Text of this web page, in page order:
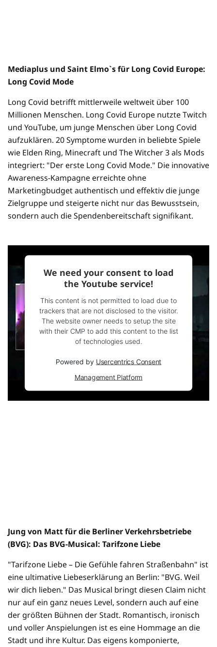
Mediaplus und Saint Elmo`s für Long Covid Europe:
Long Covid Mode
Long Covid betrifft mittlerweile weltweit über 100
Millionen Menschen. Long Covid Europe nutzte Twitch
und YouTube, um junge Menschen über Long Covid
aufzuklären. 20 Symptome wurden in beliebte Spiele
wie Elden Ring, Minecraft und The Witcher 3 als Mods
integriert: "Der erste Long Covid Mode." Die innovative
Awareness-Kampagne erreichte ohne
Marketingbudget authentisch und effektiv die junge
Zielgruppe und steigerte nicht nur das Bewusstsein,
sondern auch die Spendenbereitschaft signifikant.
We need your consent to load
the Youtube service!
This content is not permitted to load due to
trackers that are not disclosed to the visitor.
The website owner needs to setup the site
with their CMP to add this content to the list
of technologies used.
Powered by Usercentrics Consent
Management Platform
Jung von Matt für die Berliner Verkehrsbetriebe
(BVG): Das BVG-Musical: Tarifzone Liebe
"Tarifzone Liebe – Die Gefühle fahren Straßenbahn" ist
eine ultimative Liebeserklärung an Berlin: "BVG. Weil
wir dich lieben." Das Musical bringt diesen Claim nicht
nur auf ein ganz neues Level, sondern auch auf eine
der größten Bühnen der Stadt. Romantisch, ironisch
und voller Anspielungen ist es eine Hommage an die
Stadt und ihre Kultur. Das eigens komponierte,